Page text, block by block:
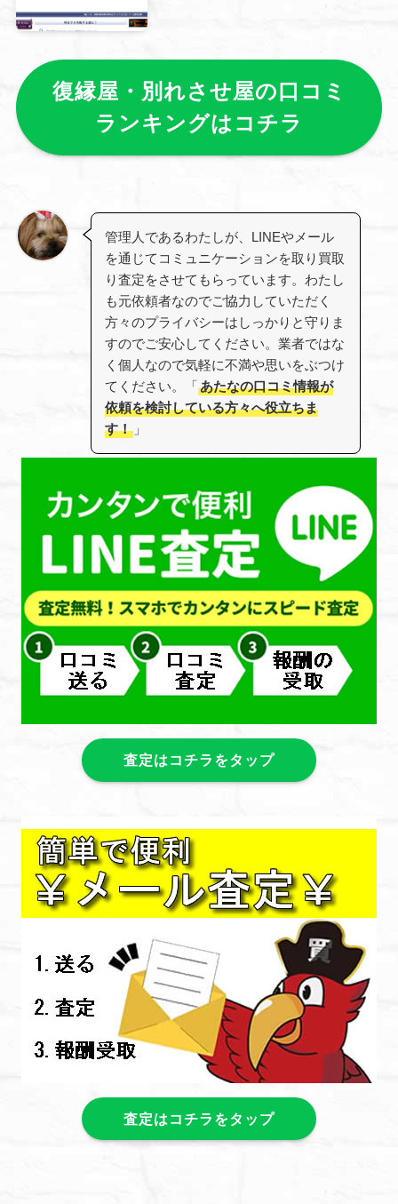
復縁屋・別れさせ屋の口コミ
ランキングはコチラ
管理人であるわたしが、LINEやメール
を通じてコミュニケーションを取り買取
り査定をさせてもらっています。わたし
も元依頼者なのでご協力していただく
方々のプライバシーはしっかりと守りま
すのでご安心してください。業者ではな
く個人なので気軽に不満や思いをぶつけ
てください。「あたなの口コミ情報が
依頼を検討している方々へ役立ちま
す！ 」
査定はコチラをタップ
査定はコチラをタップ